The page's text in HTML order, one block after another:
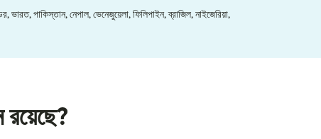
পাকিস্তান, নেপাল, ভেনেজুয়েলা, ফিলিপাইন, ব্রাজিল, নাইজেরিয়া,
রয়েছে?